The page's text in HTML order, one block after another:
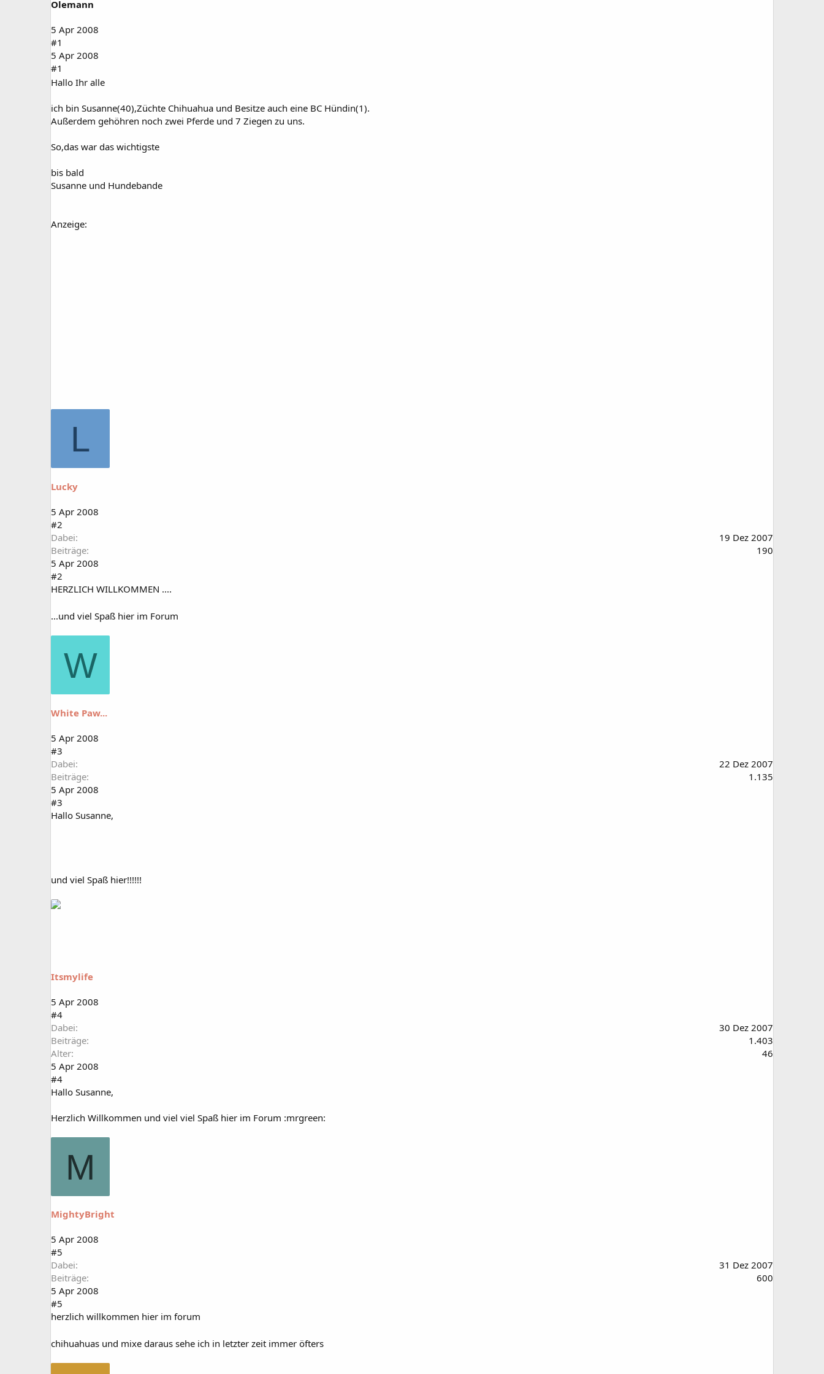
a
r
Olemann
5 Apr 2008
#1
5 Apr 2008
#1
Hallo Ihr alle
ich bin Susanne(40),Züchte Chihuahua und Besitze auch eine BC Hündin(1).
Außerdem gehöhren noch zwei Pferde und 7 Ziegen zu uns.
So,das war das wichtigste
bis bald
Susanne und Hundebande
Anzeige:
L
Lucky
5 Apr 2008
#2
Dabei
19 Dez 2007
Beiträge
190
5 Apr 2008
#2
HERZLICH WILLKOMMEN ....
...und viel Spaß hier im Forum
W
White Paw...
5 Apr 2008
#3
Dabei
22 Dez 2007
Beiträge
1.135
5 Apr 2008
#3
Hallo Susanne,
und viel Spaß hier!!!!!!
Itsmylife
5 Apr 2008
#4
Dabei
30 Dez 2007
Beiträge
1.403
Alter
46
5 Apr 2008
#4
Hallo Susanne,
Herzlich Willkommen und viel viel Spaß hier im Forum :mrgreen:
M
MightyBright
5 Apr 2008
#5
Dabei
31 Dez 2007
Beiträge
600
5 Apr 2008
#5
herzlich willkommen hier im forum
chihuahuas und mixe daraus sehe ich in letzter zeit immer öfters